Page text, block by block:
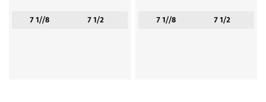
7 1//8 7 1/2 7 1/4 7 3/8
7 1//8 7 1/2